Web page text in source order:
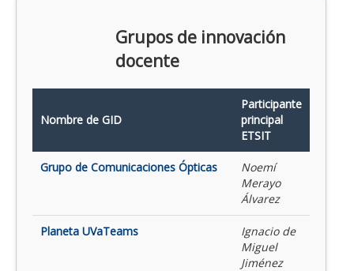
Grupos de innovación
docente
Nombre de GID
Participante
principal
ETSIT
Grupo de Comunicaciones Ópticas
Noemí
Merayo
Álvarez
Planeta UVaTeams
Ignacio de
Miguel
Jiménez